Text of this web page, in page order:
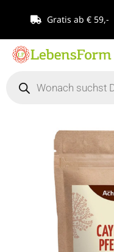
springen
Gratis ab € 59,-
Achterhof